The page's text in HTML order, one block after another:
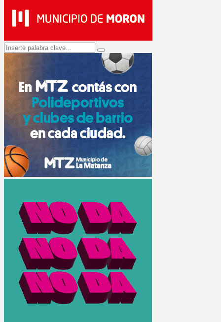
Search
for:
Search